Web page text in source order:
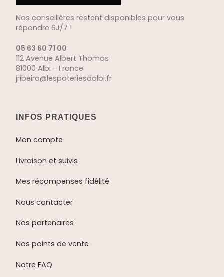
Nos conseillères restent disponibles pour vous
répondre 6J/7 !
05 63 60 71 00
112 Avenue Albert Thomas
81000 Albi - France
jribeiro@lespoteriesdalbi.fr
INFOS PRATIQUES
Mon compte
Livraison et suivis
Mes récompenses fidélité
Nous contacter
Nos partenaires
Nos points de vente
Notre FAQ